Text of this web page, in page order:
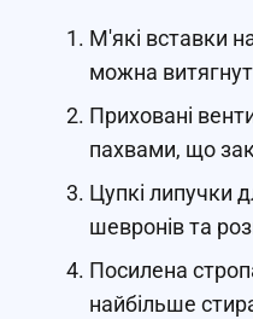
М'які вставки
можна
Приховані
пахвами, що
Цупкі липучки
шевронів та
Посилена
найбільше